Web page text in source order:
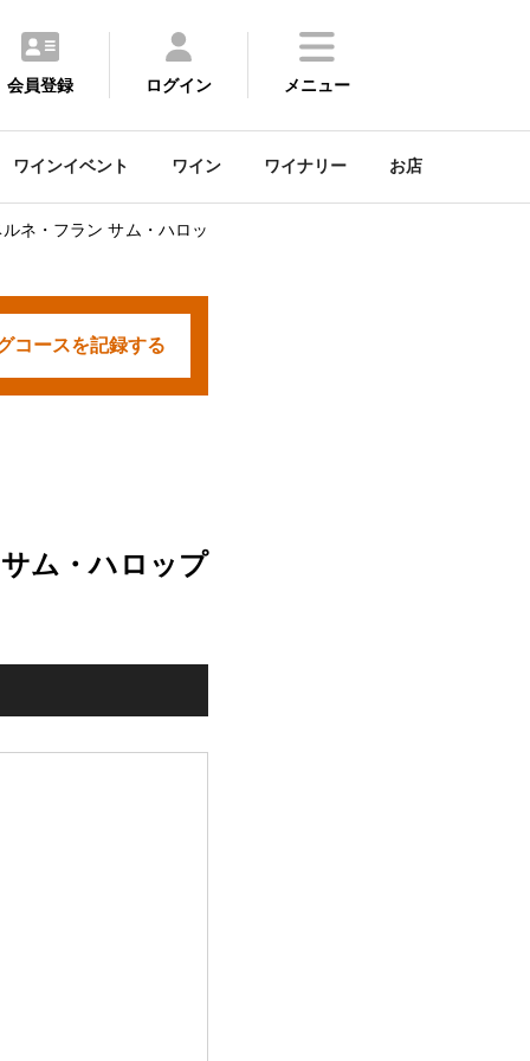
会員登録 ログイン メニュー
ワインイベント ワイン ワイナリー お店
ネ・フラン サム・ハロッ
コースを記録する
ム・ハロップ